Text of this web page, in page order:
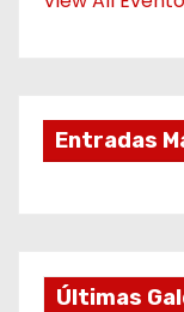
Entradas
Últimas